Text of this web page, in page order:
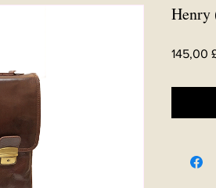
Henry
145,00